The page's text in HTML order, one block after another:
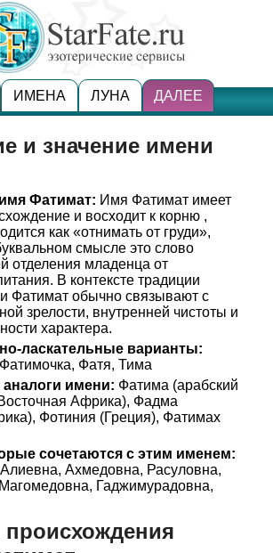
ИМЕНА ЛУНА ДАЛЕЕ
и значение имени
Фатимат: Имя Фатимат имеет
и восходит к корню ,
как «отнимать от груди»,
смысле это слово
отделения младенца от
В контексте традиции
Фатимат обычно связывают с
зрелости, внутренней чистоты и
характера.
ласкательные варианты:
Фатя, Тима
имени: Фатима (арабский
Африка), Фадма
Фотиния (Греция), Фатимах
сочетаются с этим именем:
Ахмедовна, Расуловна,
Гаджимурадовна,
происхождения